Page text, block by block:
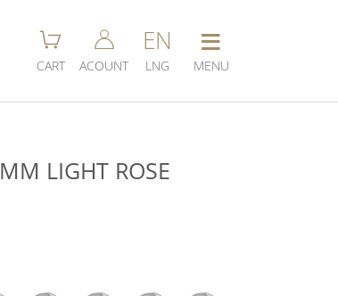
CART ACOUNT
EN
LNG
≡
MENU
LIGHT ROSE